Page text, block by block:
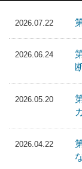
2026.07.22
2026.06.24
2026.05.20
2026.04.22